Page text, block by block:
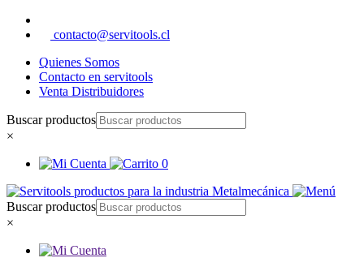
contacto@servitools.cl
Quienes Somos
Contacto en servitools
Venta Distribuidores
Buscar productos
×
0
Buscar productos
×